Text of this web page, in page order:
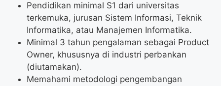
Pendidikan minimal S1 dari universitas
terkemuka, jurusan Sistem Informasi, Teknik
Informatika, atau Manajemen Informatika.
Minimal 3 tahun pengalaman sebagai Product
Owner, khususnya di industri perbankan
(diutamakan).
Memahami metodologi pengembangan